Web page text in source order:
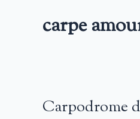
carpe
Carpodrome